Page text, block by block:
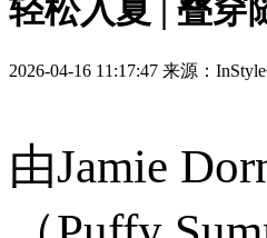
轻松入夏 | 叠穿
2026-04-16 11:17:47 来源：
由Jamie